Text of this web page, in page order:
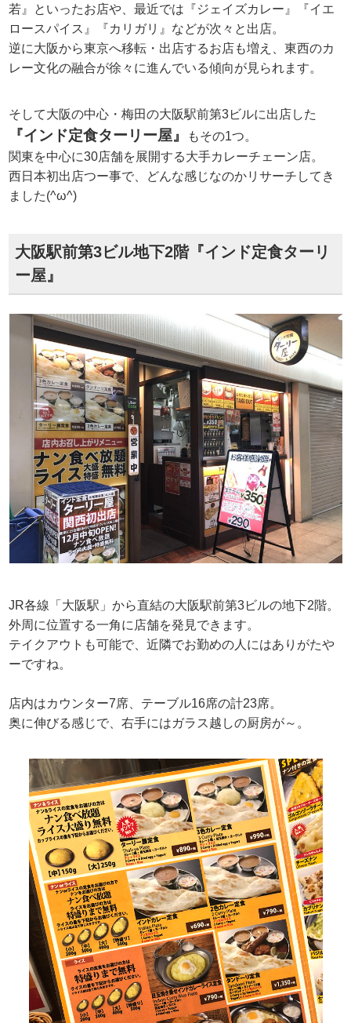
若』といったお店や、最近では『ジェイズカレー』『イエ
ロースパイス』『カリガリ』などが次々と出店。
逆に大阪から東京へ移転・出店するお店も増え、東西のカ
レー文化の融合が徐々に進んでいる傾向が見られます。
そして大阪の中心・梅田の大阪駅前第3ビルに出店した
『インド定食ターリー屋』
もその1つ。
関東を中心に30店舗を展開する大手カレーチェーン店。
西日本初出店つー事で、どんな感じなのかリサーチしてき
ました(^ω^)
大阪駅前第3ビル地下2階『インド定食ターリ
ー屋』
JR各線「大阪駅」から直結の大阪駅前第3ビルの地下2階。
外周に位置する一角に店舗を発見できます。
テイクアウトも可能で、近隣でお勤めの人にはありがたや
ーですね。
店内はカウンター7席、テーブル16席の計23席。
奥に伸びる感じで、右手にはガラス越しの厨房が～。